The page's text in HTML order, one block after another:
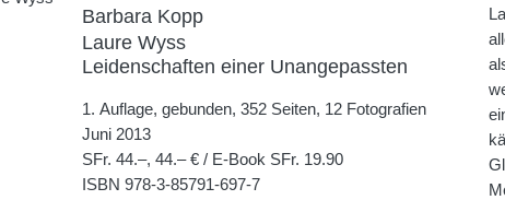
Barbara Kopp
Laure Wyss
Leidenschaften einer Unangepassten
1. Auflage, gebunden, 352 Seiten, 12 Fotografien
Juni 2013
SFr. 44.–, 44.– € / E-Book SFr. 19.90
ISBN 978-3-85791-697-7